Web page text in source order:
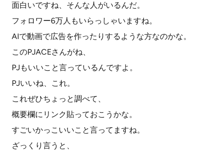
面白いですね、そんな人がいるんだ。
フォロワー6万人もいらっしゃいますね。
AIで動画で広告を作ったりするような方なのかな。
このPJACEさんがね、
PJもいいこと言っているんですよ。
PJいいね、これ。
これぜひちょっと調べて、
概要欄にリンク貼っておこうかな。
すごいかっこいいこと言ってますね。
ざっくり言うと、